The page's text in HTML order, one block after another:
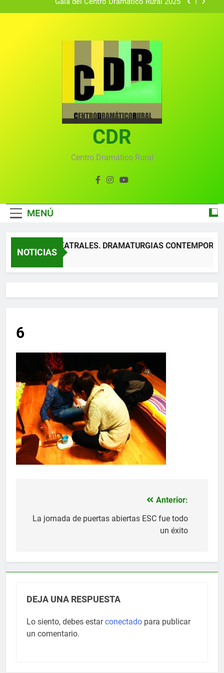
Gala del Centro Dramático Rural 2025
Textos seleccionados en el VI Certamen
Francisco Nieva de piezas breves teatrales
convocado por el Centro Dramático Rural de Mira
(Cuenca)
Gala anual virtual del Centro Dramático Rural de
Gala del Centro Dramático Rural 2025
Gala 2024 en el Centro Dramático Rural el 20 de
agosto.
Textos seleccionados en el VI Certamen
Francisco Nieva de piezas breves teatrales
(Cuenca)
Gala anual virtual del Centro Dramático Rural de
CDR
Centro Dramático Rural
MENÚ
NOTICIAS
TEXTOS TEATRALES. DRAMATURGIAS
6
de
Anterior:
La jornada de puertas abiertas ESC fue todo
un éxito
DEJA UNA RESPUESTA
Lo siento, debes estarconectado para publicar
un comentario.